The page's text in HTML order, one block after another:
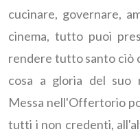
cucinare, governare,
cinema, tutto puoi
rendere tutto santo ciò
cosa a gloria del suo
Messa nell'Offertorio
tutti i non credenti,